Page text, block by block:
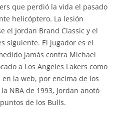
que perdió la vida el pasado
helicóptero. La lesión
el Jordan Brand Classic y el
siguiente. El jugador es el
jamás contra Michael
a Los Angeles Lakers como
la web, por encima de los
NBA de 1993, Jordan anotó
de los Bulls.